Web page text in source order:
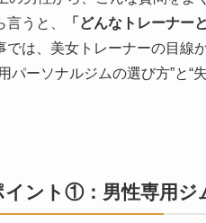
うと、
「どんなトレーナー
では、美女トレーナーの目線
パーソナルジムの選び方”と“
イント①：男性専用ジ